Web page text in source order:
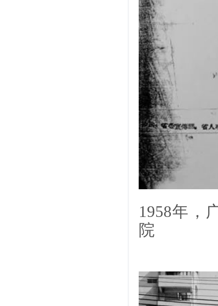
1958年，
院